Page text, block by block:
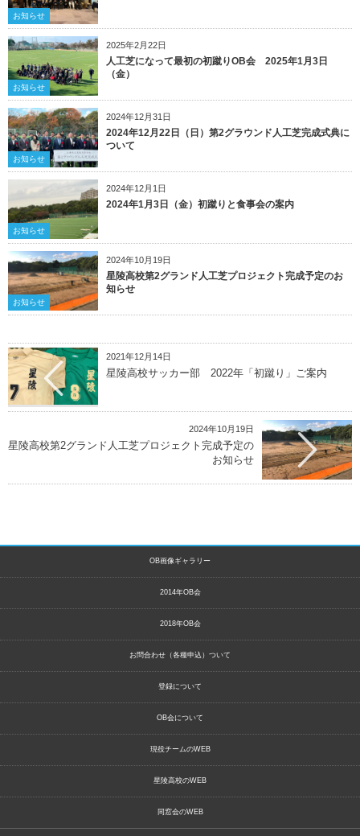
お知らせ
2025年2月22日
お知らせ
人工芝になって最初の初蹴りOB会 2025年1月3日
（金）
2024年12月31日
お知らせ
2024年12月22日（日）第2グラウンド人工芝完成式典に
ついて
2024年12月1日
お知らせ
2024年1月3日（金）初蹴りと食事会の案内
2024年10月19日
お知らせ
星陵高校第2グランド人工芝プロジェクト完成予定のお
知らせ
2021年12月14日
星陵高校サッカー部 2022年「初蹴り」ご案内
2024年10月19日
星陵高校第2グランド人工芝プロジェクト完成予定の
お知らせ
OB画像ギャラリー
2014年OB会
2018年OB会
お問合わせ（各種申込）ついて
登録について
OB会について
現役チームのWEB
星陵高校のWEB
同窓会のWEB